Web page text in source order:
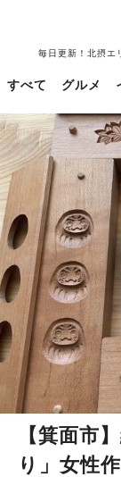
毎日更新！北摂エ
すべて グルメ
【箕面市
り」女性